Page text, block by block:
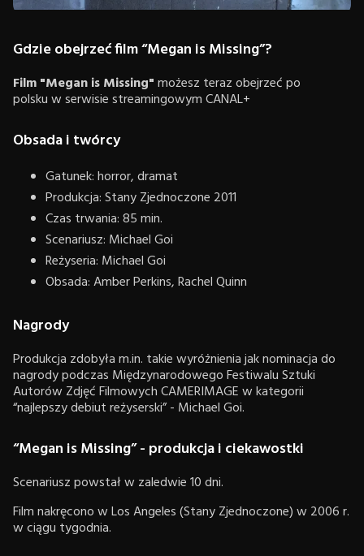
Gdzie obejrzeć film “Megan is Missing”?
Film "Megan is Missing"możesz teraz obejrzeć po
polsku w serwisie streamingowym CANAL+
Obsada i twórcy
Gatunek: horror, dramat
Produkcja: Stany Zjednoczone 2011
Czas trwania: 85 min.
Scenariusz: Michael Goi
Reżyseria: Michael Goi
Obsada: Amber Perkins, Rachel Quinn
Nagrody
Produkcja zdobyła m.in. takie wyróżnienia jak nominacja do
nagrody podczas Międzynarodowego Festiwalu Sztuki
Autorów Zdjęć Filmowych CAMERIMAGE w kategorii
“najlepszy debiut reżyserski” - Michael Goi.
“Megan is Missing” - produkcja i ciekawostki
Scenariusz powstał w zaledwie 10 dni.
Film nakręcono w Los Angeles (Stany Zjednoczone) w 2006 r.
w ciągu tygodnia.